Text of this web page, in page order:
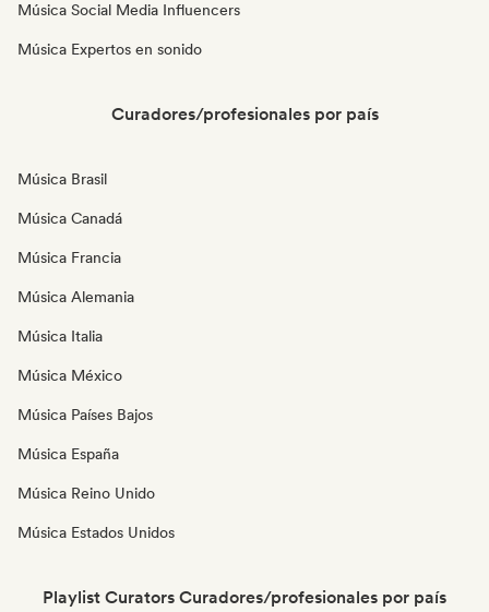
Música Social Media Influencers
Música Expertos en sonido
Curadores/profesionales por país
Música Brasil
Música Canadá
Música Francia
Música Alemania
Música Italia
Música México
Música Países Bajos
Música España
Música Reino Unido
Música Estados Unidos
Playlist Curators Curadores/profesionales por país